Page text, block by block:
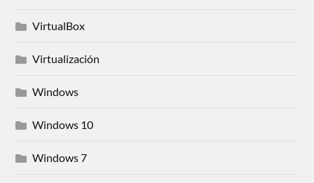
VirtualBox
Virtualización
Windows
Windows 10
Windows 7